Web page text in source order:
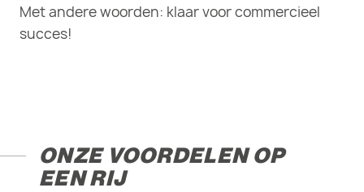
Met andere woorden: klaar voor commercieel
succes!
ONZE VOORDELEN OP
EEN RIJ